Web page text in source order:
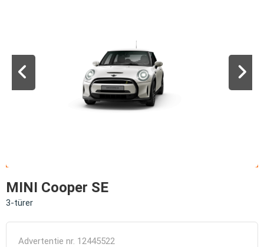
MINI Cooper SE
3-türer
Advertentie nr. 12445522